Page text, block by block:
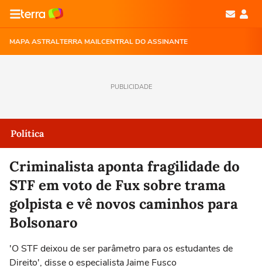
MAPA ASTRALTERRA MAILCENTRAL DO ASSINANTE
PUBLICIDADE
Política
Criminalista aponta fragilidade do
STF em voto de Fux sobre trama
golpista e vê novos caminhos para
Bolsonaro
'O STF deixou de ser parâmetro para os estudantes de
Direito', disse o especialista Jaime Fusco